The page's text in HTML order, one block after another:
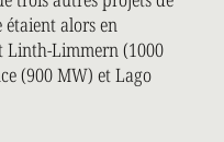
alors en
Linth-Limmern (1000
(900 MW) et Lago